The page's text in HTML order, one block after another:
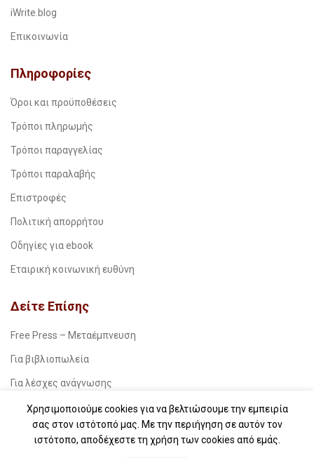
iWrite.blog
Επικοινωνία
Πληροφορίες
Όροι και προϋποθέσεις
Τρόποι πληρωμής
Τρόποι παραγγελίας
Τρόποι παραλαβής
Επιστροφές
Πολιτική απορρήτου
Οδηγίες για ebook
Εταιρική κοινωνική ευθύνη
Δείτε Επίσης
Free Press – Μεταέμπνευση
Για βιβλιοπωλεία
Για λέσχες ανάγνωσης
Για δημοσιογράφους
Για σχολεία
Χρησιμοποιούμε cookies για να βελτιώσουμε την εμπειρία
σας στον ιστότοπό μας. Με την περιήγηση σε αυτόν τον
ιστότοπο, αποδέχεστε τη χρήση των cookies από εμάς.